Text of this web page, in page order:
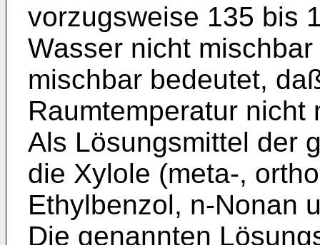
vorzugsweise 135 bis
Wasser nicht
mischbar bedeutet,
Raumtemperatur nicht
Als Lösungsmittel der
die Xylole (meta-,
Ethylbenzol, n-Nonan
Die genannten